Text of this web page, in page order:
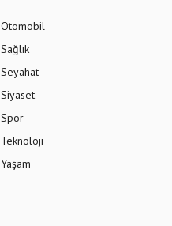
Otomobil
Sağlık
Seyahat
Siyaset
Spor
Teknoloji
Yaşam